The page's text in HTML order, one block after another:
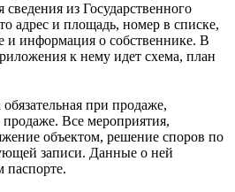
сведения из Государственного
адрес и площадь, номер в списке,
и информация о собственнике. В
к нему идет схема, план
при продаже,
Все мероприятия,
объектом, решение споров по
записи. Данные о ней
паспорте.